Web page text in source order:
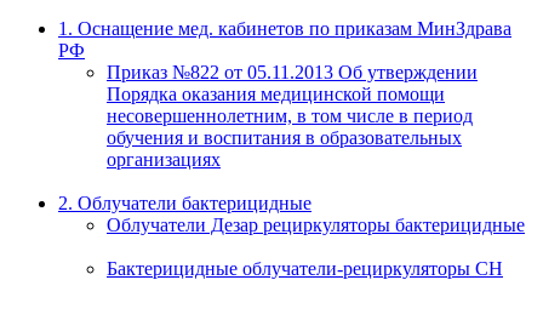
1. Оснащение мед. кабинетов по приказам МинЗдрава
РФ
Приказ №822 от 05.11.2013 Об утверждении
Порядка оказания медицинской помощи
несовершеннолетним, в том числе в период
обучения и воспитания в образовательных
организациях
2. Облучатели бактерицидные
Облучатели Дезар рециркуляторы бактерицидные
Бактерицидные облучатели-рециркуляторы СН